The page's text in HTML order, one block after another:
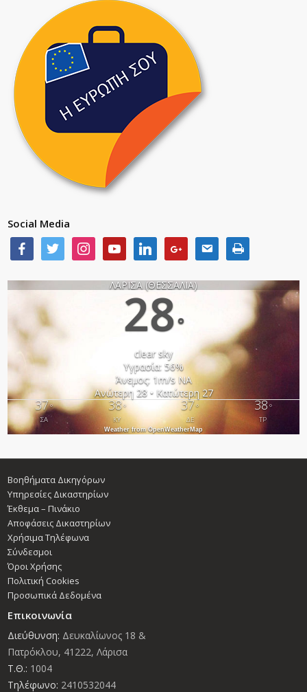
Social Media
ΛΑΡΙΣΑ (ΘΕΣΣΑΛΙΑ)
28°
clear sky
Υγρασία: 56%
Άνεμος: 1m/s ΝΑ
Ανώτερη 28 • Κατώτερη 27
37°
ΣΑ
38°
ΚΥ
37°
ΔΕ
38°
ΤΡ
Weather from OpenWeatherMap
Βοηθήματα Δικηγόρων
Υπηρεσίες Δικαστηρίων
Έκθεμα – Πινάκιο
Αποφάσεις Δικαστηρίων
Χρήσιμα Τηλέφωνα
Σύνδεσμοι
Όροι Χρήσης
Πολιτική Cookies
Προσωπικά Δεδομένα
Επικοινωνία
Διεύθυνση: Δευκαλίωνος 18 &
Πατρόκλου, 41222, Λάρισα
Τ.Θ.: 1004
Τηλέφωνο: 2410532044